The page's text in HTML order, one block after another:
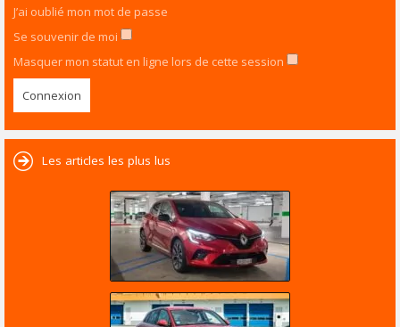
J’ai oublié mon mot de passe
Se souvenir de moi
Masquer mon statut en ligne lors de cette session
Les articles les plus lus